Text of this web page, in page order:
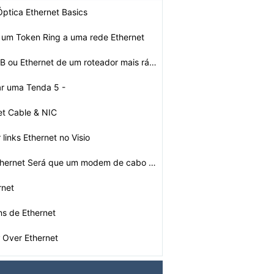
Ethernet Basics
Token Ring a uma rede Ethernet
É uma porta USB ou Ethernet de um roteador mais rápid…
uma Tenda 5 -
Cable & NIC
Ethernet no Visio
Como portas Ethernet Será que um modem de cabo têm
de Ethernet
Ethernet